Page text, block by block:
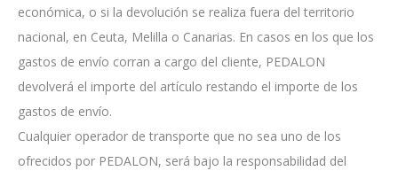
económica, o si la devolución se realiza fuera del territorio
nacional, en Ceuta, Melilla o Canarias. En casos en los que los
gastos de envío corran a cargo del cliente, PEDALON
devolverá el importe del artículo restando el importe de los
gastos de envío.
Cualquier operador de transporte que no sea uno de los
ofrecidos por PEDALON, será bajo la responsabilidad del